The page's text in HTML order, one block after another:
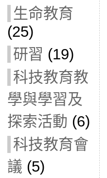
生命教育
(25)
研習 (19)
科技教育教
學與學習及
探索活動 (6)
科技教育會
議 (5)